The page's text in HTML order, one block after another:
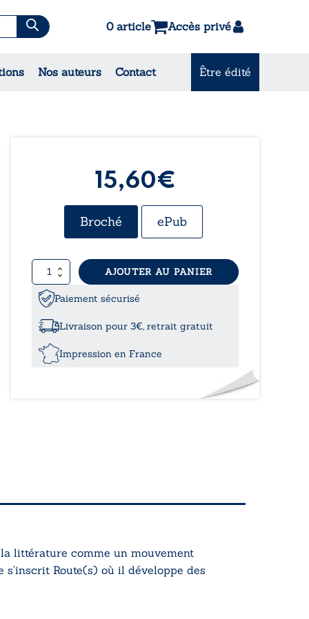
0 article Accès privé
Nos auteurs Contact Être édité
15,60€
Broché ePub
quantité
de
Route(s)
AJOUTER AU PANIER
Paiement sécurisé
Livraison pour 3€, retrait gratuit
Impression en France
littérature comme un mouvement
s’inscrit Route(s) où il développe des